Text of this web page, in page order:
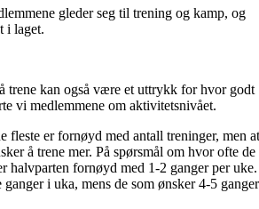
gleder seg til trening og kamp, og
i laget.
trene kan også være et uttrykk for hvor godt
vi medlemmene om aktivitetsnivået.
fleste er fornøyd med antall treninger, men at
å trene mer. På spørsmål om hvor ofte de
halvparten fornøyd med 1-2 ganger per uke.
i uka, mens de som ønsker 4-5 ganger